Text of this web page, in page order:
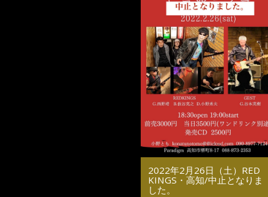
2022年2月26日（土）RED
KINGS・高知/中止となりま
した。